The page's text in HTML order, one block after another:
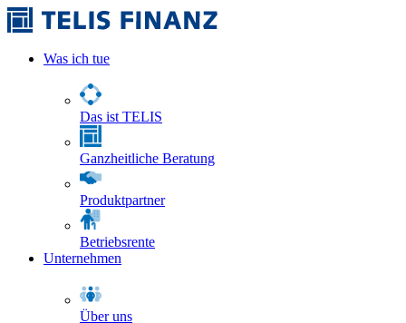
Was ich tue
Das ist TELIS
Ganzheitliche Beratung
Produktpartner
Betriebsrente
Unternehmen
Über uns